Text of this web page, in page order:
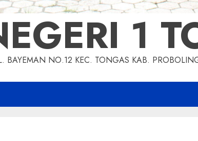
1
BAYEMAN NO.12 KEC. TONGAS KAB.